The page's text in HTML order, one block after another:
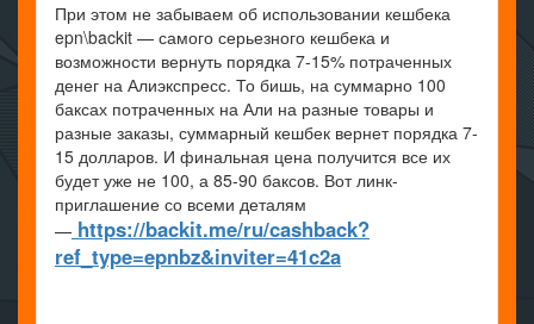
При этом не забываем об использовании кешбека
epn\backit — самого серьезного кешбека и
возможности вернуть порядка 7-15% потраченных
денег на Алиэкспресс. То бишь, на суммарно 100
баксах потраченных на Али на разные товары и
разные заказы, суммарный кешбек вернет порядка 7-
15 долларов. И финальная цена получится все их
будет уже не 100, а 85-90 баксов. Вот линк-
приглашение со всеми деталям
— https://backit.me/ru/cashback?
ref_type=epnbz&inviter=41c2a